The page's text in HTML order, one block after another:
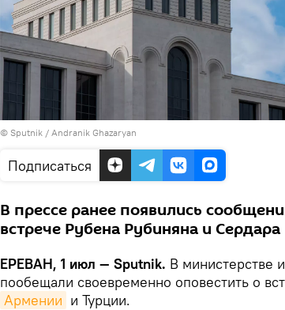
© Sputnik / Andranik Ghazaryan
Подписаться
В прессе ранее появились
встрече Рубена Рубиняна и
ЕРЕВАН, 1 июл — Sputnik. В министерстве
пообещали своевременно оповестить о
Армении и Турции.